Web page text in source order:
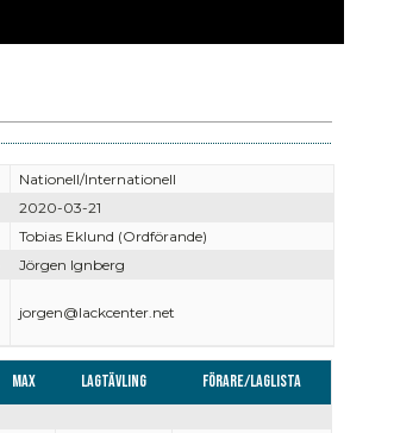
Nationell/Internationell
2020-03-21
Tobias Eklund (Ordförande)
Jörgen Ignberg
jorgen@lackcenter.net
Max Lagtävling Förare/Laglista